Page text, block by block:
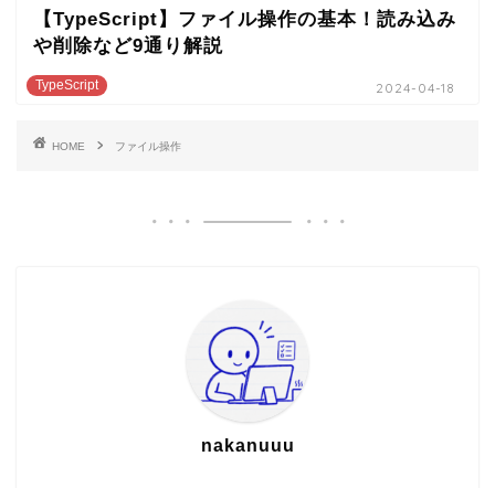
TypeScript
【TypeScript】ファイル操作の基本！読み込み
や削除など9通り解説
2024-04-18
HOME ファイル操作
nakanuuu